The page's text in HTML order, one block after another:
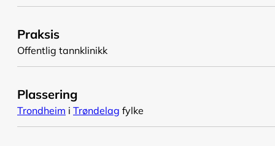
Praksis
Offentlig tannklinikk
Plassering
Trondheim i Trøndelag fylke